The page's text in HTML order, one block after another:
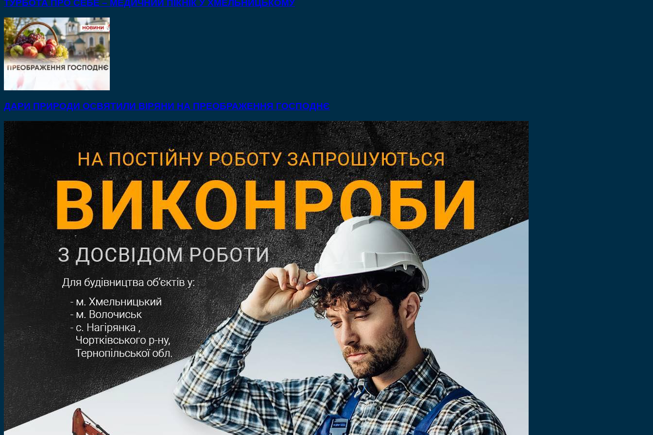
ТУРБОТА ПРО СЕБЕ – МЕДИЧНИЙ ПІКНІК У ХМЕЛЬНИЦЬКОМУ
ДАРИ ПРИРОДИ ОСВЯТИЛИ ВІРЯНИ НА ПРЕОБРАЖЕННЯ ГОСПОДНЄ